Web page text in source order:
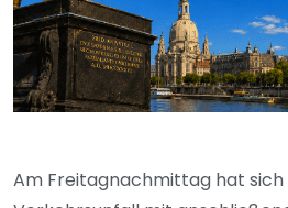
Am Freitagnachmittag hat sich